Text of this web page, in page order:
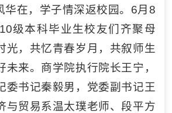
华在，学子情深返校园。6月8
级本科毕业生校友们齐聚母
光，共忆青春岁月，共叙师生
未来。商学院执行院长王宁，
委书记秦毅男，党委副书记王
与贸易系温太璞老师、段平方